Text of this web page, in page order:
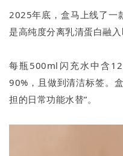
2025年底，盒马上线了一
是高纯度分离乳清蛋白融入
每瓶500ml闪充水中含
90%，且做到清洁标签。
担的日常功能水替”。